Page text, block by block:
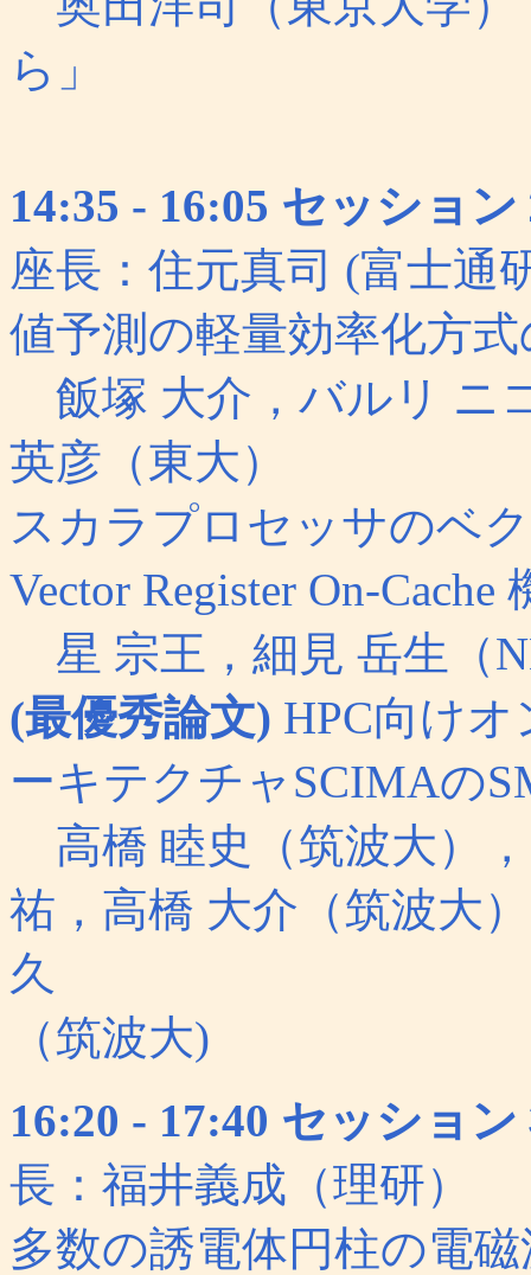
ら」
14:35 - 16:05 セッショ
座長：住元真司 (富士通
値予測の軽量効率化方
飯塚 大介，バルリ ニ
英彦（東大）
スカラプロセッサのベ
Vector Register On-Cache
星 宗王，細見 岳生（
(最優秀論文) HPC向け
ーキテクチャSCIMAの
高橋 睦史（筑波大）
祐，高橋 大介（筑波大
久
（筑波大)
16:20 - 17:40 セッショ
長：福井義成（理研）
多数の誘電体円柱の電